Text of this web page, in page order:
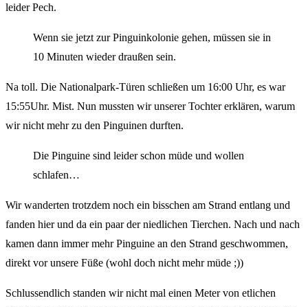
leider Pech.
Wenn sie jetzt zur Pinguinkolonie gehen, müssen sie in
10 Minuten wieder draußen sein.
Na toll. Die Nationalpark-Türen schließen um 16:00 Uhr, es war
15:55Uhr. Mist. Nun mussten wir unserer Tochter erklären, warum
wir nicht mehr zu den Pinguinen durften.
Die Pinguine sind leider schon müde und wollen
schlafen…
Wir wanderten trotzdem noch ein bisschen am Strand entlang und
fanden hier und da ein paar der niedlichen Tierchen. Nach und nach
kamen dann immer mehr Pinguine an den Strand geschwommen,
direkt vor unsere Füße (wohl doch nicht mehr müde ;))
Schlussendlich standen wir nicht mal einen Meter von etlichen